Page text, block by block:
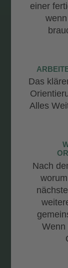
einer
Das
Alles
Nach
Wenn